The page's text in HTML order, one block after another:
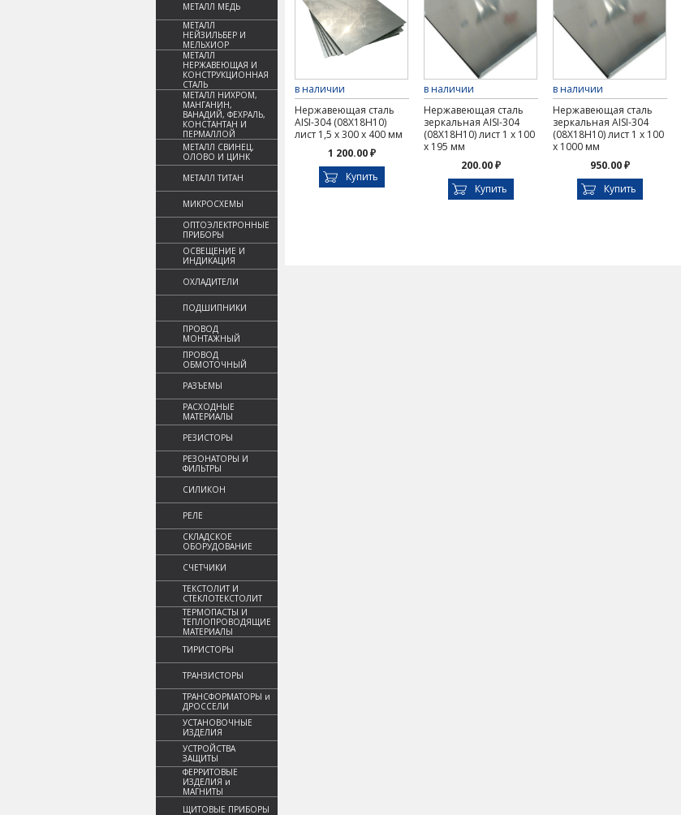
МЕТАЛЛ МЕДЬ
МЕТАЛЛ
НЕЙЗИЛЬБЕР И
МЕЛЬХИОР
МЕТАЛЛ
НЕРЖАВЕЮЩАЯ И
КОНСТРУКЦИОННАЯ
СТАЛЬ
МЕТАЛЛ НИХРОМ,
МАНГАНИН,
ВАНАДИЙ, ФЕХРАЛЬ,
КОНСТАНТАН И
ПЕРМАЛЛОЙ
МЕТАЛЛ СВИНЕЦ,
ОЛОВО И ЦИНК
МЕТАЛЛ ТИТАН
МИКРОСХЕМЫ
ОПТОЭЛЕКТРОННЫЕ
ПРИБОРЫ
ОСВЕЩЕНИЕ И
ИНДИКАЦИЯ
ОХЛАДИТЕЛИ
ПОДШИПНИКИ
ПРОВОД
МОНТАЖНЫЙ
ПРОВОД
ОБМОТОЧНЫЙ
РАЗЪЕМЫ
РАСХОДНЫЕ
МАТЕРИАЛЫ
РЕЗИСТОРЫ
РЕЗОНАТОРЫ И
ФИЛЬТРЫ
СИЛИКОН
РЕЛЕ
СКЛАДСКОЕ
ОБОРУДОВАНИЕ
СЧЕТЧИКИ
ТЕКСТОЛИТ И
СТЕКЛОТЕКСТОЛИТ
ТЕРМОПАСТЫ И
ТЕПЛОПРОВОДЯЩИЕ
МАТЕРИАЛЫ
ТИРИСТОРЫ
ТРАНЗИСТОРЫ
ТРАНСФОРМАТОРЫ и
ДРОССЕЛИ
УСТАНОВОЧНЫЕ
ИЗДЕЛИЯ
УСТРОЙСТВА
ЗАЩИТЫ
ФЕРРИТОВЫЕ
ИЗДЕЛИЯ и
МАГНИТЫ
ЩИТОВЫЕ ПРИБОРЫ
в наличии
Нержавеющая сталь
AISI-304 (08Х18Н10)
лист 1,5 х 300 х 400 мм
1 200.00 ₽
Купить
в наличии
Нержавеющая сталь
зеркальная AISI-304
(08Х18Н10) лист 1 х 100
х 195 мм
200.00 ₽
Купить
в наличии
Нержавеющая сталь
зеркальная AISI-304
(08Х18Н10) лист 1 х 100
х 1000 мм
950.00 ₽
Купить